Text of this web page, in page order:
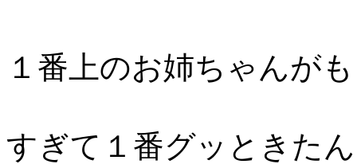
１番上のお姉ちゃんが
すぎて１番グッときた